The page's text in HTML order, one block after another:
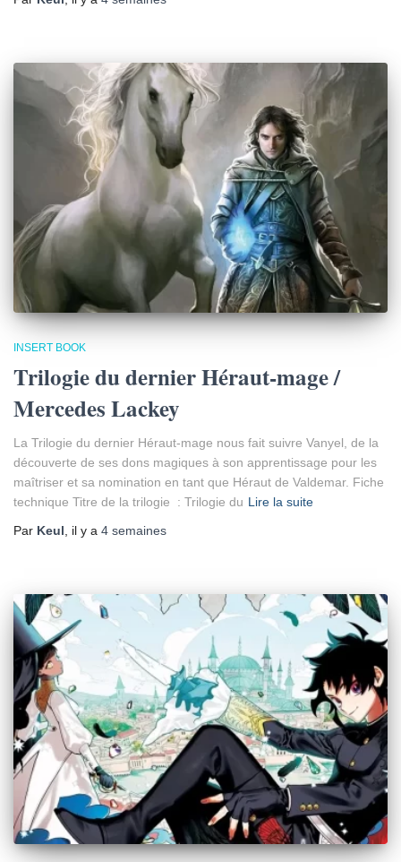
INSERT BOOK
Trilogie du dernier Héraut-mage /
Mercedes Lackey
La Trilogie du dernier Héraut-mage nous fait suivre Vanyel, de la
découverte de ses dons magiques à son apprentissage pour les
maîtriser et sa nomination en tant que Héraut de Valdemar. Fiche
technique Titre de la trilogie : Trilogie du Lire la suite
Par Keul , il y a 4 semaines